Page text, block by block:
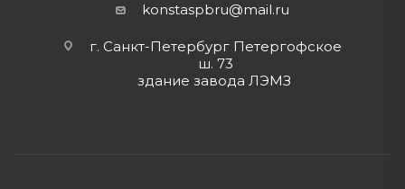
konstaspbru@mail.ru
г. Санкт-Петербург Петергофское
ш. 73
здание завода ЛЭМЗ